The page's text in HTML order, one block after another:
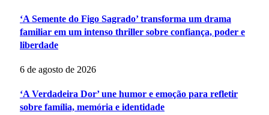
‘A Semente do Figo Sagrado’ transforma um drama
familiar em um intenso thriller sobre confiança, poder e
liberdade
6 de agosto de 2026
‘A Verdadeira Dor’ une humor e emoção para refletir
sobre família, memória e identidade